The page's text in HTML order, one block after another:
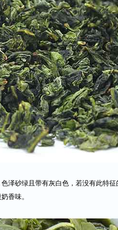
泽砂绿且带有灰白色，若没有此特
香味。